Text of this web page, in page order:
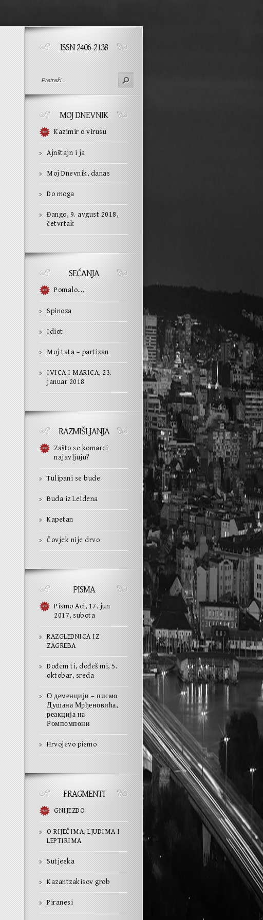
ISSN 2406-2138
MOJ DNEVNIK
Kazimir o virusu
Ajnštajn i ja
Moj Dnevnik, danas
Do moga
Đango, 9. avgust 2018,
četvrtak
SEĆANJA
Pomalo….
Spinoza
Idiot
Moj tata – partizan
IVICA I MARICA, 23.
januar 2018
RAZMIŠLJANJA
Zašto se komarci
najavljuju?
Tulipani se bude
Buda iz Leidena
Kapetan
Čovjek nije drvo
PISMA
Pismo Aci, 17. jun
2017, subota
RAZGLEDNICA IZ
ZAGREBA
Dođem ti, dođeš mi, 5.
oktobar, sreda
О деменцији – писмо
Душана Мрђеновића,
реакција на
Ромпомпони
Hrvojevo pismo
FRAGMENTI
GNIJEZDO
O RIJEČIMA, LJUDIMA I
LEPTIRIMA
Sutjeska
Kazantzakisov grob
Piranesi